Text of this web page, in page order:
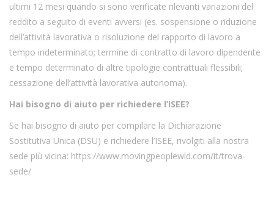
ultimi 12 mesi quando si sono verificate rilevanti variazioni del
reddito a seguito di eventi avversi (es. sospensione o riduzione
dell’attività lavorativa o risoluzione del rapporto di lavoro a
tempo indeterminato; termine di contratto di lavoro dipendente
e tempo determinato di altre tipologie contrattuali flessibili;
cessazione dell’attività lavorativa autonoma).
Hai bisogno di aiuto per richiedere l’ISEE?
Se hai bisogno di aiuto per compilare la Dichiarazione
Sostitutiva Unica (DSU) e richiedere l’ISEE, rivolgiti alla nostra
sede più vicina: https://www.movingpeoplewld.com/it/trova-
sede/